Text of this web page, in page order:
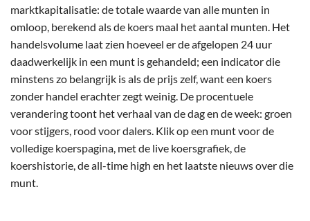
marktkapitalisatie: de totale waarde van alle munten in
omloop, berekend als de koers maal het aantal munten. Het
handelsvolume laat zien hoeveel er de afgelopen 24 uur
daadwerkelijk in een munt is gehandeld; een indicator die
minstens zo belangrijk is als de prijs zelf, want een koers
zonder handel erachter zegt weinig. De procentuele
verandering toont het verhaal van de dag en de week: groen
voor stijgers, rood voor dalers. Klik op een munt voor de
volledige koerspagina, met de live koersgrafiek, de
koershistorie, de all-time high en het laatste nieuws over die
munt.